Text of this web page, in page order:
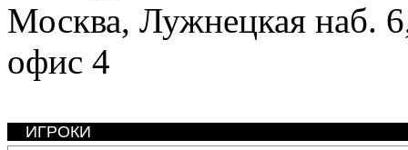
Москва, Лужнецкая наб.
офис 4
ИГРОКИ